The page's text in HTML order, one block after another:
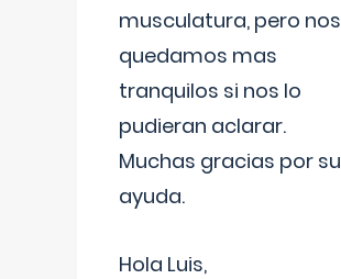
musculatura, pero nos
quedamos mas
tranquilos si nos lo
pudieran aclarar.
Muchas gracias por su
ayuda.
Hola Luis,